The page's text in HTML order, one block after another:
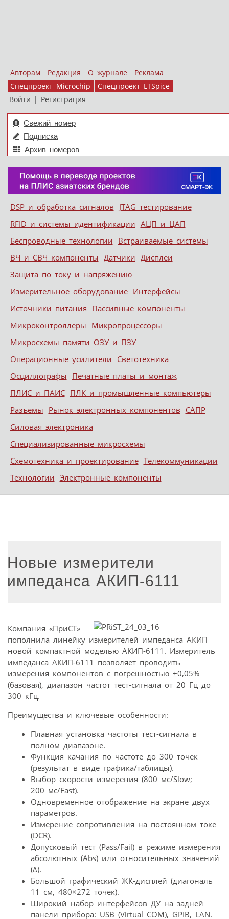
Авторам Редакция О журнале
Реклама
Спецпроект Microchip
Спецпроект LTSpice
Войти | Регистрация
Свежий номер
Подписка
Архив номеров
Меню
Skip to content
DSP и обработка сигналов JTAG тестирование
RFID и системы идентификации АЦП и ЦАП
Беспроводные технологии Встраиваемые системы
ВЧ и СВЧ компоненты Датчики Дисплеи
Защита по току и напряжению
Измерительное оборудование Интерфейсы
Источники питания Пассивные компоненты
Микроконтроллеры Микропроцессоры
Микросхемы памяти ОЗУ и ПЗУ
Операционные усилители Светотехника
Осциллографы Печатные платы и монтаж
ПЛИС и ПАИС ПЛК и промышленные компьютеры
Разъемы Рынок электронных компонентов САПР
Силовая электроника
Специализированные микросхемы
Схемотехника и проектирование Телекоммуникации
Технологии Электронные компоненты
Новые измерители
импеданса АКИП-6111
Компания «ПриСТ»
пополнила линейку измерителей импеданса АКИП
новой компактной моделью АКИП-6111. Измеритель
импеданса АКИП-6111 позволяет проводить
измерения компонентов с погрешностью ±0,05%
(базовая), диапазон частот тест-сигнала от 20 Гц до
300 кГц.
Преимущества и ключевые особенности:
Плавная установка частоты тест-сигнала в
полном диапазоне.
Функция качания по частоте до 300 точек
(результат в виде графика/таблицы).
Выбор скорости измерения (800 мс/Slow;
200 мс/Fast).
Одновременное отображение на экране двух
параметров.
Измерение сопротивления на постоянном токе
(DCR).
Допусковый тест (Pass/Fail) в режиме измерения
абсолютных (Abs) или относительных значений
(Δ).
Большой графический ЖК-дисплей (диагональ
11 см, 480×272 точек).
Широкий набор интерфейсов ДУ на задней
панели прибора: USB (Virtual COM), GPIB, LAN.